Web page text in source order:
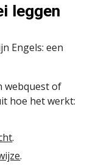
leggen
Engels: een
webquest of
hoe het werkt:
.
.